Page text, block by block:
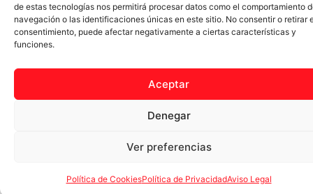
de estas tecnologías nos permitirá procesar datos como el comportamiento
navegación o las identificaciones únicas en este sitio. No consentir o retirar
consentimiento, puede afectar negativamente a ciertas características y
funciones.
Aceptar
Denegar
Ver preferencias
Política de CookiesPolítica de PrivacidadAviso Legal
Aviso LegalPolítica de CookiesPolítica de Privacidad
Declaración de Accesibilidad